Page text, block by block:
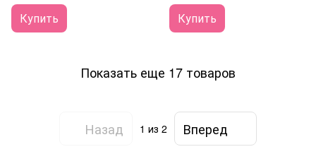
Купить Купить
Показать еще 17 товаров
Назад 1 из 2 Вперед